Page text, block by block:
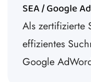
SEA / Google
Als zertifizierte
effizientes
Google